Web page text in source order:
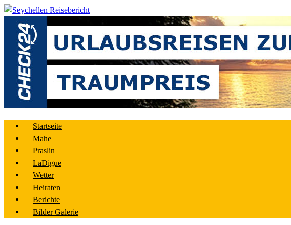
Startseite
Mahe
Praslin
LaDigue
Wetter
Heiraten
Berichte
Bilder Galerie